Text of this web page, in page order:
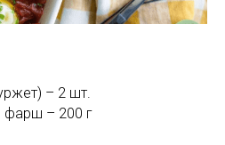
– 2 шт.
фарш – 200 г